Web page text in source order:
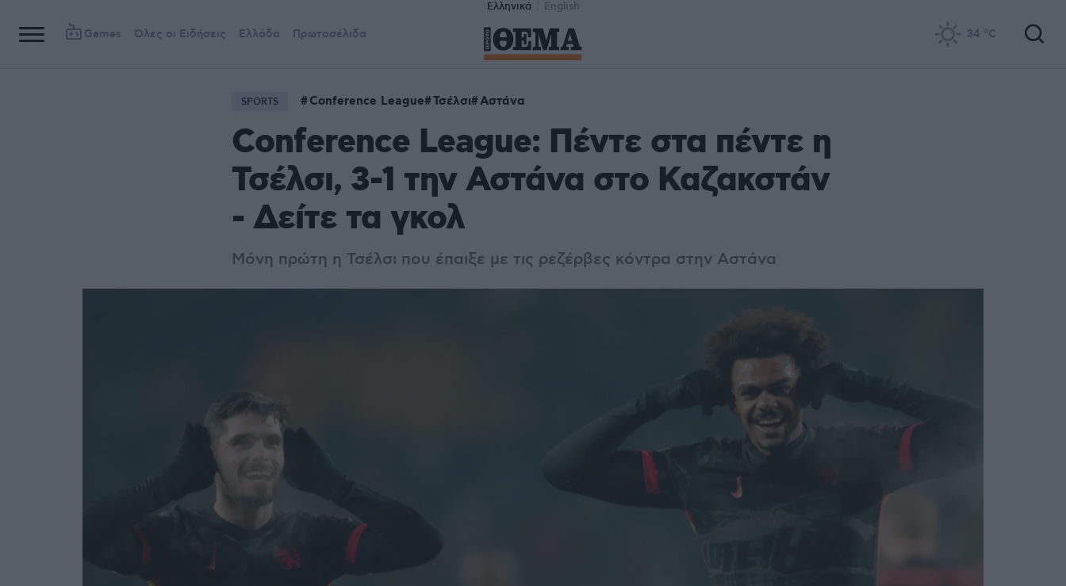
Ελληνικά English
Games Όλες οι Ειδήσεις Ελλάδα Πρωτοσέλιδα 34 °C
SPORTS Conference League Τσέλσι Αστάνα
Conference League: Πέντε στα πέντε η
Τσέλσι, 3-1 την Αστάνα στο Καζακστάν
- Δείτε τα γκολ
Μόνη πρώτη η Τσέλσι που έπαιξε με τις ρεζέρβες κόντρα στην Αστάνα